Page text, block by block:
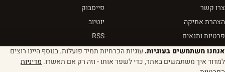
צרו קשר
הצהרת אתיקה
פרטיות ותנאים
פייסבוק
יוטיוב
RSS
אנחנו משתמשים בעוגיות. עוגיות הכרחיות תמיד פועלות. בנוסף היינו רוצים
למדוד איך משתמשים באתר, כדי לשפר אותו - וזה רק אם תאשרו. מדיניות